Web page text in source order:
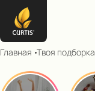
Главная Твоя подборка